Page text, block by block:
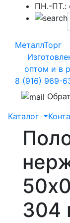
ПН.-ПТ.:
МеталлТорг
оптом и в
8 (916) 969-
Каталог
304